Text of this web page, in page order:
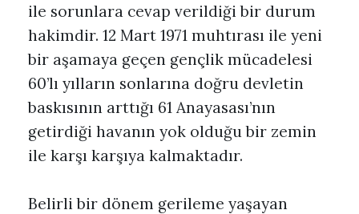
ile sorunlara cevap verildiği bir durum
hakimdir. 12 Mart 1971 muhtırası ile yeni
bir aşamaya geçen gençlik mücadelesi
60’lı yılların sonlarına doğru devletin
baskısının arttığı 61 Anayasası’nın
getirdiği havanın yok olduğu bir zemin
ile karşı karşıya kalmaktadır.
Belirli bir dönem gerileme yaşayan